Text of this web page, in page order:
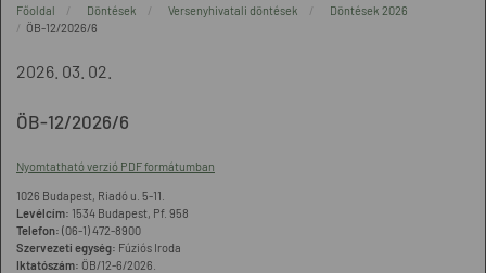
Főoldal Döntések Versenyhivatali döntések
Döntések 2026
ÖB-12/2026/6
2026. 03. 02.
ÖB-12/2026/6
Nyomtatható verzió PDF formátumban
1026 Budapest, Riadó u. 5-11.
Levélcím: 1534 Budapest, Pf. 958
Telefon: (06-1) 472-8900
Szervezeti egység: Fúziós Iroda
Iktatószám: ÖB/12-6/2026.